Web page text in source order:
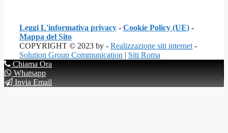
Leggi L'informativa privacy - Cookie Policy (UE) -
Mappa del Sito
COPYRIGHT © 2023 by - Realizzazione siti internet -
Solution Group Communication | Siti Roma
Chiama Ora
Whatsapp
Invia Email